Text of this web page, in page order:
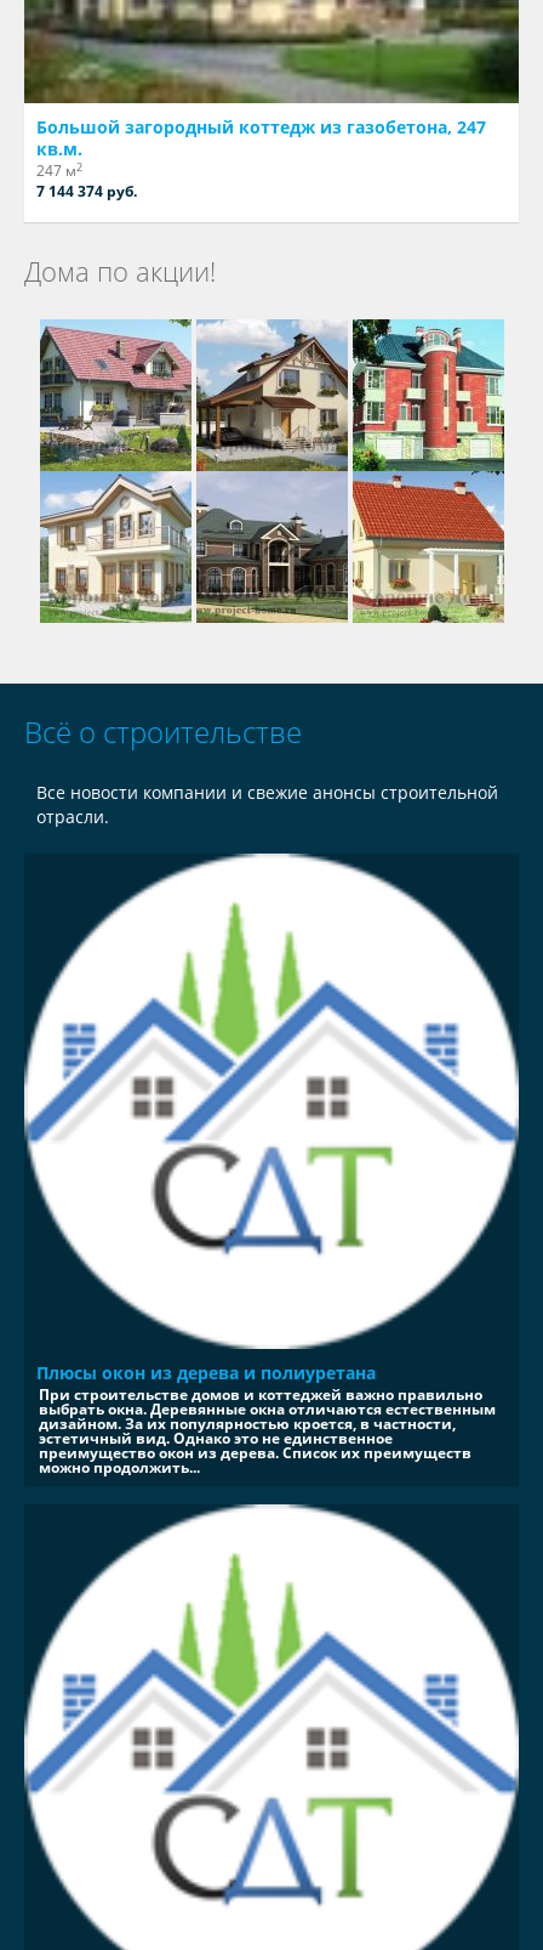
Большой загородный коттедж из газобетона, 247
кв.м.
247 м2
7 144 374 руб.
Дома по акции!
Всё о строительстве
Все новости компании и свежие анонсы строительной
отрасли.
Плюсы окон из дерева и полиуретана
При строительстве домов и коттеджей важно правильно
выбрать окна. Деревянные окна отличаются естественным
дизайном. За их популярностью кроется, в частности,
эстетичный вид. Однако это не единственное
преимущество окон из дерева. Список их преимуществ
можно продолжить...